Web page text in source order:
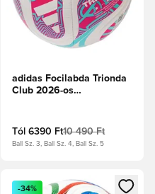
adidas Focilabda Trionda
Club 2026-os
pink
Tól 6390 Ft10 490 Ft
Ball Sz. 3, Ball Sz. 4, Ball Sz. 5
vagy a tagként
Megnyit egy modált a
-34%